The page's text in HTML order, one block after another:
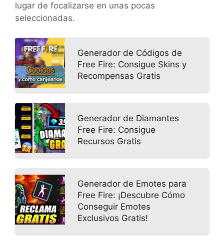
lugar de focalizarse en unas pocas
seleccionadas.
Generador de Códigos de
Free Fire: Consigue Skins y
Recompensas Gratis
Generador de Diamantes
Free Fire: Consigue
Recursos Gratis
Generador de Emotes para
Free Fire: ¡Descubre Cómo
Conseguir Emotes
Exclusivos Gratis!